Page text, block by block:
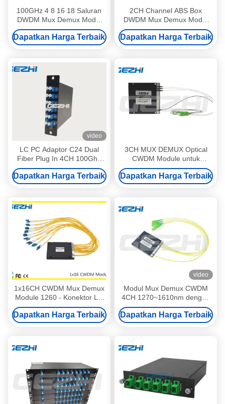
100GHz 4 8 16 18 Saluran
DWDM Mux Demux Modul
Multiplexer Optik Pasif
Dapatkan Harga Terbaik
2CH Channel ABS Box
DWDM Mux Demux Modul
Multiplexer Divisi Panjang
Gelombang
Dapatkan Harga Terbaik
video
LC PC Adaptor C24 Dual
Fiber Plug In 4CH 100Ghz
Wdm Padat
Dapatkan Harga Terbaik
3CH MUX DEMUX Optical
CWDM Module untuk
Jaringan Backbone 5G
dengan Rentang Panjang
Gelombang 1270-1610nm
Dapatkan Harga Terbaik
1x16CH CWDM Mux Demux
Module 1260 - Konektor LC
1620nm Beberapa Panjang
Gelombang
Dapatkan Harga Terbaik
video
Modul Mux Demux CWDM
4CH 1270~1610nm dengan
Adaptor LC UPC untuk Pusat
Data
Dapatkan Harga Terbaik